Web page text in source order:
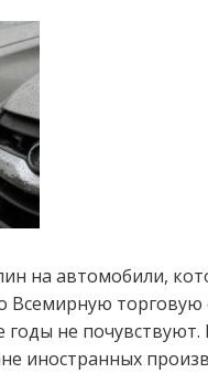
на автомобили,
Всемирную
не почувствуют.
иностранных